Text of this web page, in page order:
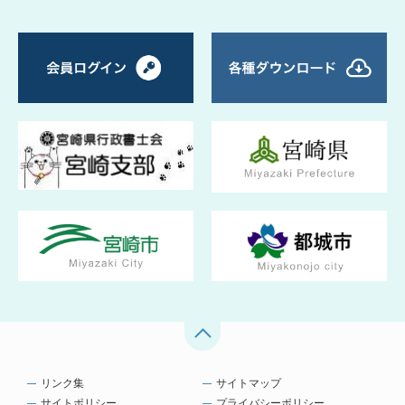
リンク集
サイトマップ